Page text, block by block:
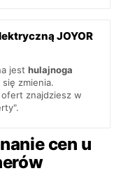
JOYOR
jest hulajnoga
zmienia.
znajdziesz w
cen u